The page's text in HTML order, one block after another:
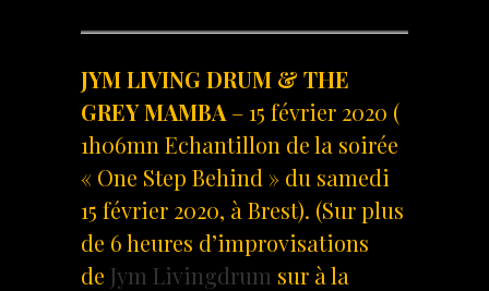
JYM LIVING DRUM & THE
GREY MAMBA – 15 février 2020 (
1h06mn Echantillon de la soirée
« One Step Behind » du samedi
15 février 2020, à Brest). (Sur plus
de 6 heures d’improvisations
de Jym Livingdrum sur à la